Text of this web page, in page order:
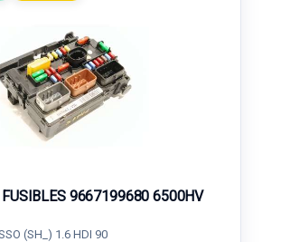
9667199680 6500HV
(SH_) 1.6 HDI 90